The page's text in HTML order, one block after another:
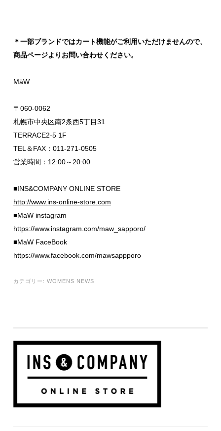
＊一部ブランドではカート機能がご利用いただけませんので、
商品ページよりお問い合わせください。
MāW
〒060-0062
札幌市中央区南2条西5丁目31
TERRACE2-5 1F
TEL＆FAX：011-271-0505
営業時間：12:00～20:00
■INS&COMPANY ONLINE STORE
http://www.ins-online-store.com
■MaW instagram
https://www.instagram.com/maw_sapporo/
■MaW FaceBook
https://www.facebook.com/mawsappporo
カテゴリー: WOMENS NEWS